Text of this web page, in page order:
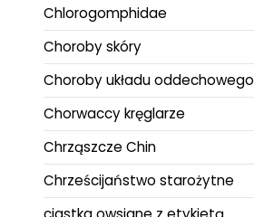
Chlorogomphidae
Choroby skóry
Choroby układu oddechowego
Chorwaccy kręglarze
Chrząszcze Chin
Chrześcijaństwo starożytne